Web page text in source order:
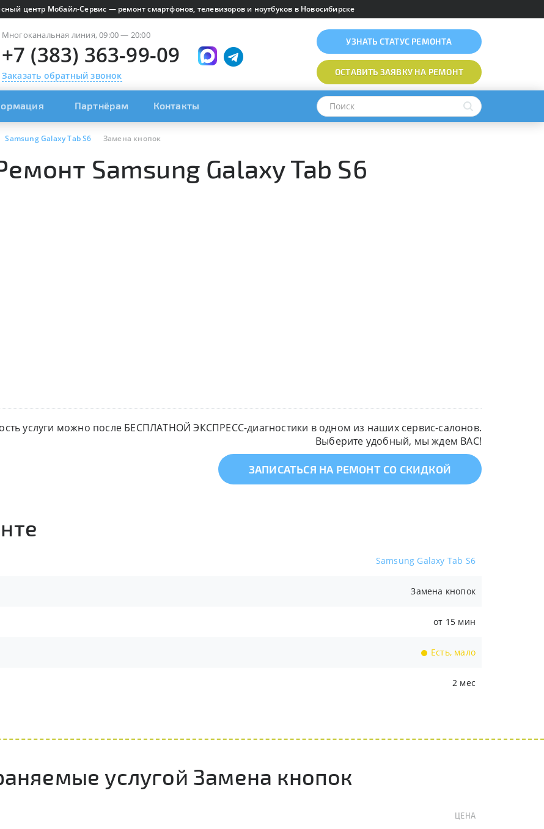
центр Мобайл-Сервис — ремонт смартфонов, телевизоров и ноутбуков в Новосибирске
Многоканальная линия, 09:00 — 20:00
+7 (383) 363-99-09
Заказать обратный звонок
УЗНАТЬ СТАТУС РЕМОНТА
ОСТАВИТЬ ЗАЯВКУНА РЕМОНТ
Партнёрам Контакты
Samsung Galaxy Tab S6 Замена кнопок
Samsung Galaxy Tab S6
услуги можно после БЕСПЛАТНОЙ ЭКСПРЕСС-диагностики в одном из наших сервис-салонов.
Выберите удобный, мы ждем ВАС!
ЗАПИСАТЬСЯ НА РЕМОНТ СО СКИДКОЙ
Samsung Galaxy Tab S6
Замена кнопок
от 15 мин
Есть, мало
2 мес
услугой Замена кнопок
ЦЕНА